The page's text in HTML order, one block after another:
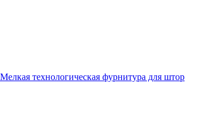
технологическая фурнитура для штор